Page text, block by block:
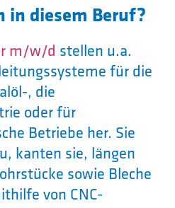
in diesem Beruf?
m/w/d stellen u.a.
für die
, die
oder für
Betriebe her. Sie
kanten sie, längen
sowie Bleche
von CNC-